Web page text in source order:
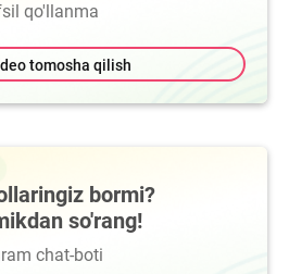
qo'llanma
tomosha qilish
bormi?
so'rang!
chat-boti